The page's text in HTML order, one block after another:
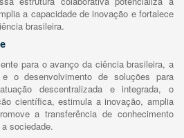
a capacidade de inovação e fortalece
brasileira.
para o avanço da ciência brasileira, a
o desenvolvimento de soluções para
descentralizada e integrada, o
científica, estimula a inovação, amplia
a transferência de conhecimento
sociedade.